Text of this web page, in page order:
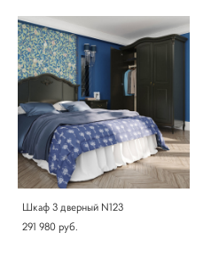
Шкаф 3 дверный N123
291 980 pуб.